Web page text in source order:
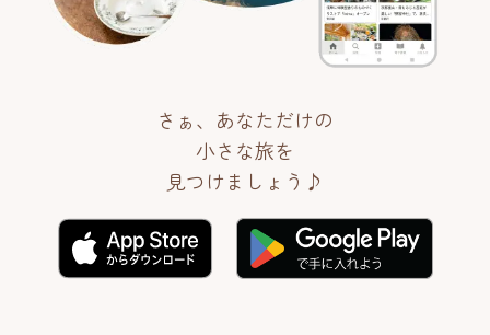
さぁ、あなただけの
小さな旅を
見つけましょう♪